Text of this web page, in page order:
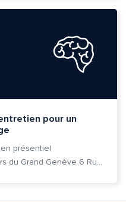
pour un
en présentiel
Cité des Métiers du Grand Genève 6 Rue Prévost-Martin 1205 Genève